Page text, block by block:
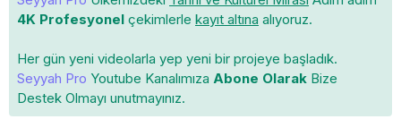
4K Profesyonel çekimlerle kayıt altına alıyoruz.
Her gün yeni videolarla yep yeni bir projeye başladık.
Seyyah Pro Youtube Kanalımıza Abone Olarak Bize
Destek Olmayı unutmayınız.